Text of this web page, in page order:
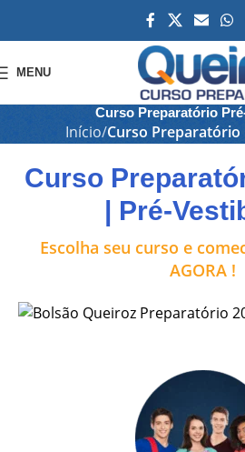
MENU
Curso Preparatório
Início Curso Preparatório
Curso
| Pré-
Escolha seu curso e
AGORA !